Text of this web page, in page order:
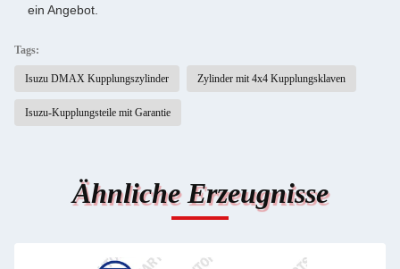
ein Angebot.
Tags:
Isuzu DMAX Kupplungszylinder Zylinder mit 4x4 Kupplungsklaven
Isuzu-Kupplungsteile mit Garantie
Ähnliche Erzeugnisse